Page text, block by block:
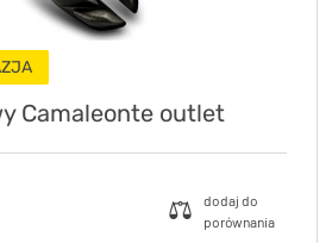
Camaleonte outlet